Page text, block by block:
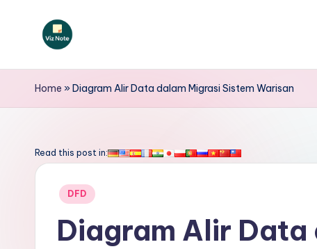
V
iz
o
Home »Diagram Alir Data dalam Migrasi Sistem Warisan
Read this post in:
Posted
DFD
Diagram Alir